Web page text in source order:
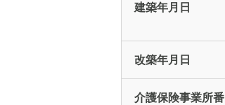
建築年月日
改築年月日
介護保険事業所番